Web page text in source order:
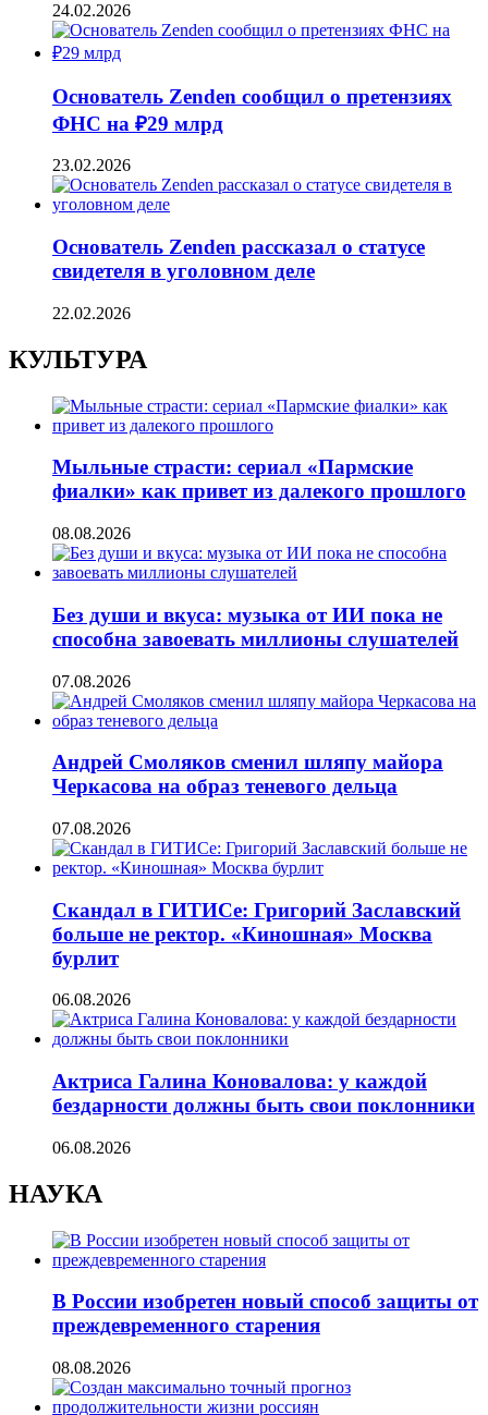
24.02.2026
Основатель Zenden сообщил о претензиях
ФНС на ₽29 млрд
23.02.2026
Основатель Zenden рассказал о статусе
свидетеля в уголовном деле
22.02.2026
КУЛЬТУРА
Мыльные страсти: сериал «Пармские
фиалки» как привет из далекого прошлого
08.08.2026
Без души и вкуса: музыка от ИИ пока не
способна завоевать миллионы слушателей
07.08.2026
Андрей Смоляков сменил шляпу майора
Черкасова на образ теневого дельца
07.08.2026
Скандал в ГИТИСе: Григорий Заславский
больше не ректор. «Киношная» Москва
бурлит
06.08.2026
Актриса Галина Коновалова: у каждой
бездарности должны быть свои поклонники
06.08.2026
НАУКА
В России изобретен новый способ защиты от
преждевременного старения
08.08.2026